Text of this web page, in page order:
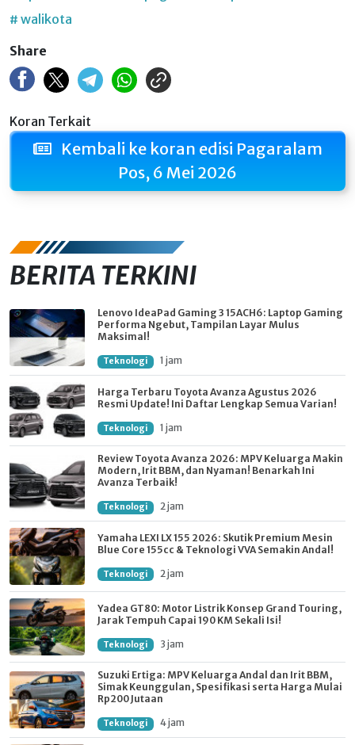
# walikota
Share
Koran Terkait
Kembali ke koran edisi Pagaralam
Pos, 6 Mei 2026
BERITA TERKINI
Lenovo IdeaPad Gaming 3 15ACH6: Laptop Gaming
Performa Ngebut, Tampilan Layar Mulus
Maksimal!
Teknologi 1 jam
Harga Terbaru Toyota Avanza Agustus 2026
Resmi Update! Ini Daftar Lengkap Semua Varian!
Teknologi 1 jam
Review Toyota Avanza 2026: MPV Keluarga Makin
Modern, Irit BBM, dan Nyaman! Benarkah Ini
Avanza Terbaik!
Teknologi 2 jam
Yamaha LEXI LX 155 2026: Skutik Premium Mesin
Blue Core 155cc & Teknologi VVA Semakin Andal!
Teknologi 2 jam
Yadea GT80: Motor Listrik Konsep Grand Touring,
Jarak Tempuh Capai 190 KM Sekali Isi!
Teknologi 3 jam
Suzuki Ertiga: MPV Keluarga Andal dan Irit BBM,
Simak Keunggulan, Spesifikasi serta Harga Mulai
Rp200 Jutaan
Teknologi 4 jam